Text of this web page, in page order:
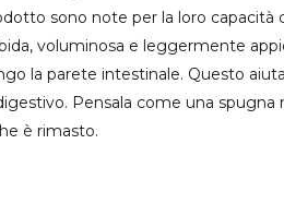
sono note per la loro capacità
voluminosa e leggermente
la parete intestinale. Questo
Pensala come una spugna
è rimasto.